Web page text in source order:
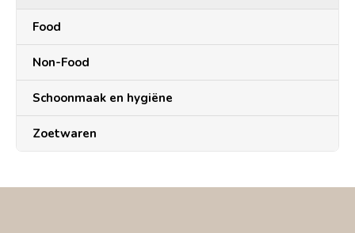
Food
Non-Food
Schoonmaak en hygiëne
Zoetwaren